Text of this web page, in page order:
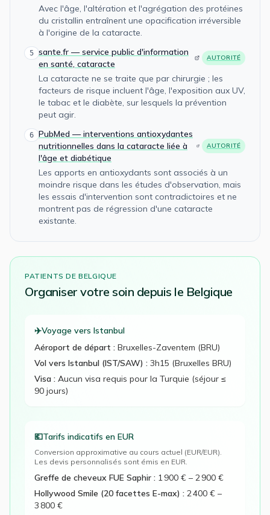
Avec l'âge, l'altération et l'agrégation des protéines
du cristallin entraînent une opacification irréversible
à l'origine de la cataracte.
5 sante.fr — service public d'information
en santé, cataracte
AUTORITÉ
La cataracte ne se traite que par chirurgie ; les
facteurs de risque incluent l'âge, l'exposition aux UV,
le tabac et le diabète, sur lesquels la prévention
peut agir.
6 PubMed — interventions antioxydantes
nutritionnelles dans la cataracte liée à
l'âge et diabétique
AUTORITÉ
Les apports en antioxydants sont associés à un
moindre risque dans les études d'observation, mais
les essais d'intervention sont contradictoires et ne
montrent pas de régression d'une cataracte
existante.
PATIENTS DEBELGIQUE
Organiser votre soin depuis le Belgique
✈️Voyage vers Istanbul
Aéroport de départ : Bruxelles-Zaventem (BRU)
Vol vers Istanbul (IST/SAW) : 3h15 (Bruxelles BRU)
Visa : Aucun visa requis pour la Turquie (séjour ≤
90 jours)
💶Tarifs indicatifs en EUR
Conversion approximative au cours actuel (EUR/EUR).
Les devis personnalisés sont émis en EUR.
Greffe de cheveux FUE Saphir : 1 900 € – 2 900 €
Hollywood Smile (20 facettes E-max) : 2 400 € –
3 800 €